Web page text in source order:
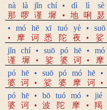
nà
那
là
啰
jǐn
谨
chí
墀
•
•
dì
地
lì
唎
sè
瑟
•
•
mó
摩
hē
诃
xī
悉
tuó
陀
yè
夜
•
•
suō
娑
jǐn
谨
chí
墀
•
•
suō
娑
pó
婆
hē
诃
•
•
mó
摩
pó
婆
hē
诃
•
•
suō
娑
pó
婆
mó
摩
hē
诃
•
•
pó
婆
hē
诃
•
•
bō
波
tuó
陀
mó
摩
•
•
jié
羯